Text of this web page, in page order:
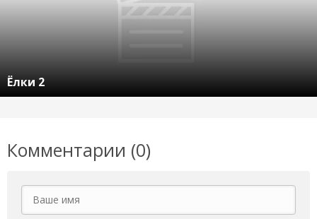
Ёлки 2
Комментарии (0)